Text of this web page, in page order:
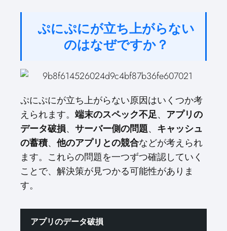
ぷにぷにが立ち上がらない
のはなぜですか？
ぷにぷにが立ち上がらない原因はいくつか考
えられます。 端末のスペック不足、
アプリの
データ破損、 サーバー側の問題、
キャッシュ
の蓄積、 他のアプリとの競合などが考えられ
ます。これらの問題を一つずつ確認していく
ことで、解決策が見つかる可能性がありま
す。
アプリのデータ破損